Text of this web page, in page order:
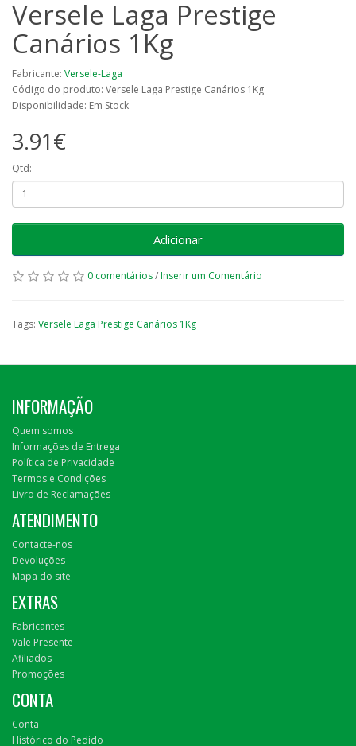
Versele Laga Prestige
Canários 1Kg
Fabricante: Versele-Laga
Código do produto: Versele Laga Prestige Canários 1Kg
Disponibilidade: Em Stock
3.91€
Qtd:
Adicionar
0 comentários/Inserir um Comentário
Tags: Versele Laga Prestige Canários 1Kg
INFORMAÇÃO
Quem somos
Informações de Entrega
Política de Privacidade
Termos e Condições
Livro de Reclamações
ATENDIMENTO
Contacte-nos
Devoluções
Mapa do site
EXTRAS
Fabricantes
Vale Presente
Afiliados
Promoções
CONTA
Conta
Histórico do Pedido